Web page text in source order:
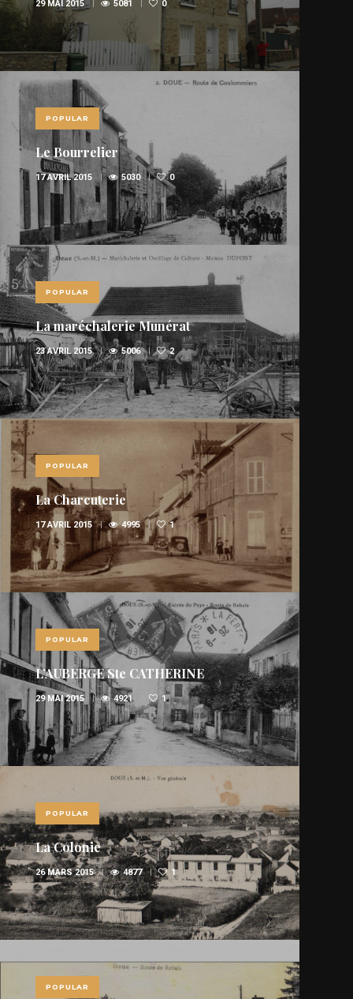
29 MAI 2015 5081 0
POPULAR
Le Bourrelier
17 AVRIL 2015 5030 0
POPULAR
La maréchalerie Munérat
23 AVRIL 2015 5006 2
POPULAR
La Charcuterie
17 AVRIL 2015 4995 1
POPULAR
L’AUBERGE Ste CATHERINE
29 MAI 2015 4921 1
POPULAR
La Colonie
26 MARS 2015 4877 1
POPULAR